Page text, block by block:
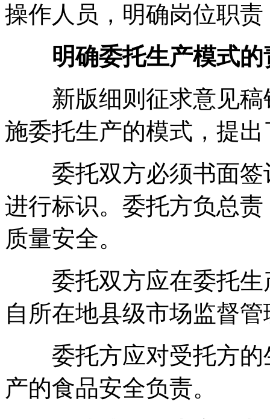
操作人员，明确岗位职
明确委托生产模式
新版细则征求意见稿
施委托生产的模式，提
委托双方必须书面签
进行标识。委托方负总
质量安全。
委托双方应在委托生
自所在地县级市场监督
委托方应对受托方的
产的食品安全负责。